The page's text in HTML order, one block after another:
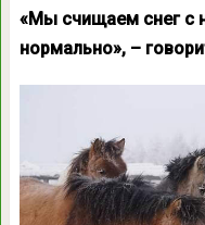
«Мы счищаем снег с
нормально», –